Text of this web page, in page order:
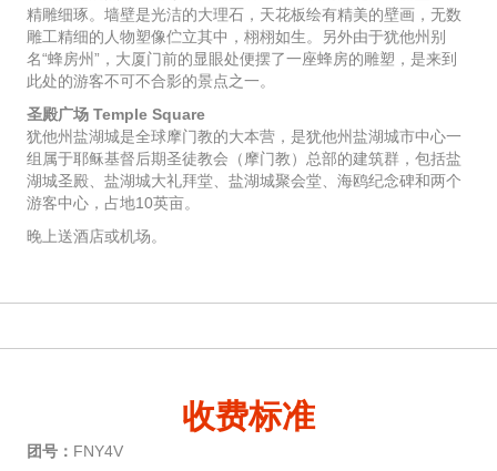
精雕细琢。墙壁是光洁的大理石，天花板绘有精美的壁画，无数
雕工精细的人物塑像伫立其中，栩栩如生。另外由于犹他州别
名“蜂房州”，大厦门前的显眼处便摆了一座蜂房的雕塑，是来到
此处的游客不可不合影的景点之一。
圣殿广场 Temple Square
犹他州盐湖城是全球摩门教的大本营，是犹他州盐湖城市中心一
组属于耶稣基督后期圣徒教会（摩门教）总部的建筑群，包括盐
湖城圣殿、盐湖城大礼拜堂、盐湖城聚会堂、海鸥纪念碑和两个
游客中心，占地10英亩。
晚上送酒店或机场。
收费标准
团号： FNY4V